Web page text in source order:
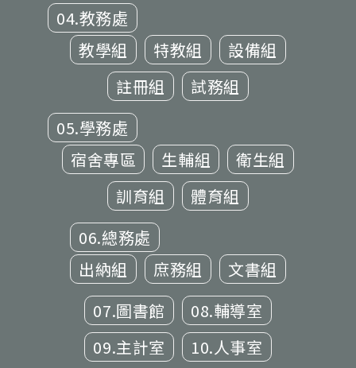
04.教務處
教學組
特教組
設備組
註冊組
試務組
05.學務處
宿舍專區
生輔組
衛生組
訓育組
體育組
06.總務處
出納組
庶務組
文書組
07.圖書館
08.輔導室
09.主計室
10.人事室